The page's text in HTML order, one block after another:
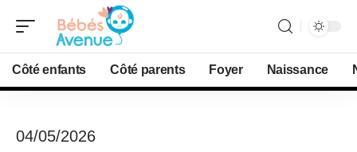
Côté enfants Côté parents Foyer Naissance
04/05/2026